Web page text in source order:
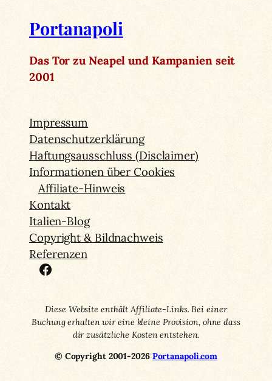
Portanapoli
Das Tor zu Neapel und Kampanien seit
2001
Impressum
Datenschutzerklärung
Haftungsausschluss (Disclaimer)
Informationen über Cookies
Affiliate-Hinweis
Kontakt
Italien-Blog
Copyright & Bildnachweis
Referenzen
Facebook
Diese Website enthält Affiliate-Links. Bei einer
Buchung erhalten wir eine kleine Provision, ohne dass
dir zusätzliche Kosten entstehen.
© Copyright 2001-2026 Portanapoli.com